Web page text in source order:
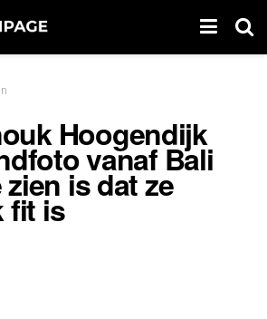
Hoogendijk
vanaf Bali
is dat ze
fit is